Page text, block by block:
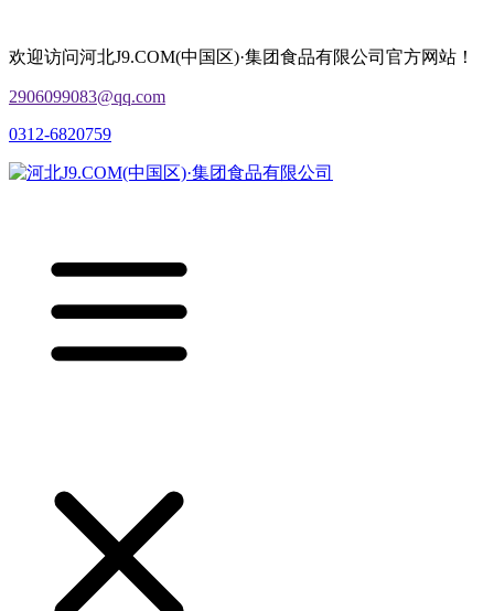
欢迎访问河北J9.COM(中国区)·集团食品有限公司官方网站！
2906099083@qq.com
0312-6820759